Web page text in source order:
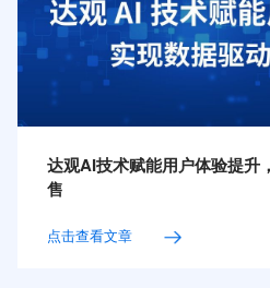
达观AI技术赋能用户体验提升
售
点击查看文章